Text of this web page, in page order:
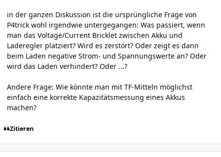
in der ganzen Diskussion ist die ursprüngliche Frage von
P4trick wohl irgendwie untergegangen: Was passiert, wenn
man das Voltage/Current Bricklet zwischen Akku und
Laderegler platziert? Wird es zerstört? Oder zeigt es dann
beim Laden negative Strom- und Spannungswerte an? Oder
wird das Laden verhindert? Oder ...?
Andere Frage: Wie könnte man mit TF-Mitteln möglichst
einfach eine korrekte Kapazitätsmessung eines Akkus
machen?
Zitieren